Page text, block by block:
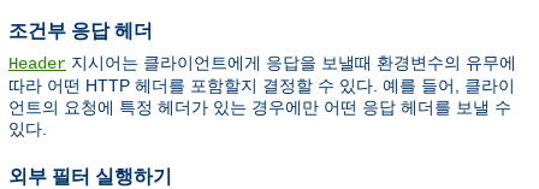
조건부 응답 헤더
Header 지시어는 클라이언트에게 응답을 보낼때 환경변수의 유무에
따라 어떤 HTTP 헤더를 포함할지 결정할 수 있다. 예를 들어, 클라이
언트의 요청에 특정 헤더가 있는 경우에만 어떤 응답 헤더를 보낼 수
있다.
외부 필터 실행하기